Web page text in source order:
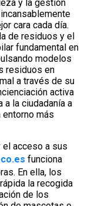
y la gestión
cara cada día.
de residuos y el
fundamental en
modelos
residuos en
a través de su
activa
a la ciudadanía a
más
el acceso a sus
funciona
En ella, los
la recogida
de los